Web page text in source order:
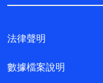
法律聲明
數據檔案說明